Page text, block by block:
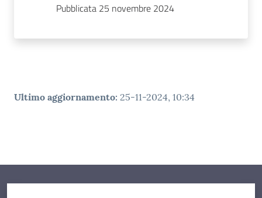
Pubblicata 25 novembre 2024
Ultimo aggiornamento: 25-11-2024, 10:34